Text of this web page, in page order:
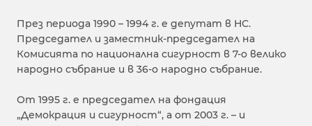
През периода 1990 – 1994 г. е депутат в НС.
Председател и заместник-председател на
Комисията по национална сигурност в 7-о велико
народно събрание и в 36-о народно събрание.
От 1995 г. е председател на фондация
„Демокрация и сигурност“, а от 2003 г. – и